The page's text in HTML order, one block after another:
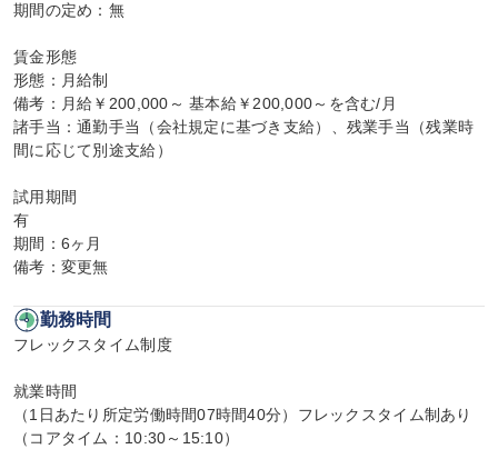
期間の定め：無
賃金形態
形態：月給制
備考：月給￥200,000～ 基本給￥200,000～を含む/月
諸手当：通勤手当（会社規定に基づき支給）、残業手当（残業時
間に応じて別途支給）
試用期間
有
期間：6ヶ月
備考：変更無
勤務時間
フレックスタイム制度
就業時間
（1日あたり所定労働時間07時間40分）フレックスタイム制あり
（コアタイム：10:30～15:10）